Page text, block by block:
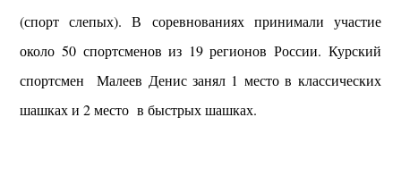
(спорт слепых). В соревнованиях принимали участие
около 50 спортсменов из 19 регионов России. Курский
спортсмен Малеев Денис занял 1 место в классических
шашках и 2 место в быстрых шашках.